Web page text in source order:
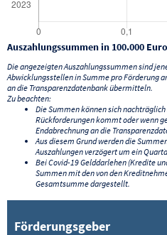
Auszahlungssummen in 100.000
Die angezeigten Auszahlungssummen sind
Abwicklungsstellen in Summe pro Förderung
an die Transparenzdatenbank übermitteln.
Zu beachten:
Die Summen können sich
Rückforderungen kommt oder wenn
Endabrechnung an die
Aus diesem Grund werden die
Auszahlungen verzögert um ein
Bei Covid-19 Gelddarlehen (Kredite
Summen mit den von den
Gesamtsumme dargestellt.
Förderungsgeber